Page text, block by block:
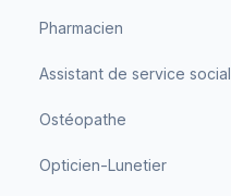
Pharmacien
Assistant de service social
Ostéopathe
Opticien-Lunetier